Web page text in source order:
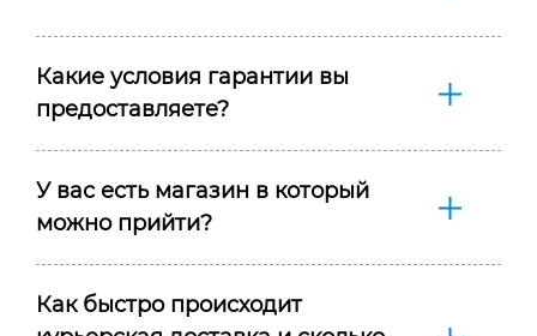
Какие условия гарантии вы
предоставляете?
У вас есть магазин в который
можно прийти?
Как быстро происходит